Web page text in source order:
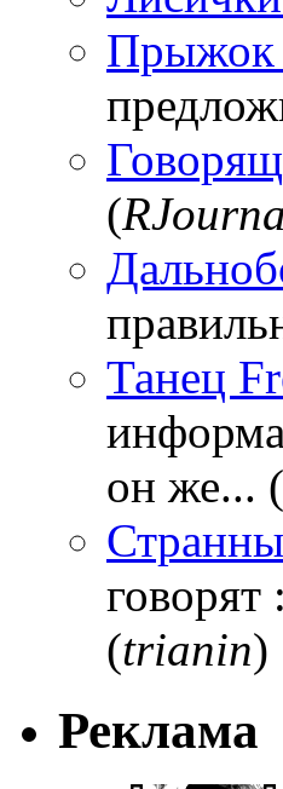
Прыжок
(
Танец
он же... (
(trianin)
Реклама